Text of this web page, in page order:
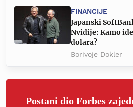
FINANCIJE
Japanski
Nvidije: Kamo
dolara?
Borivoje Dokler
Postani dio Forbes